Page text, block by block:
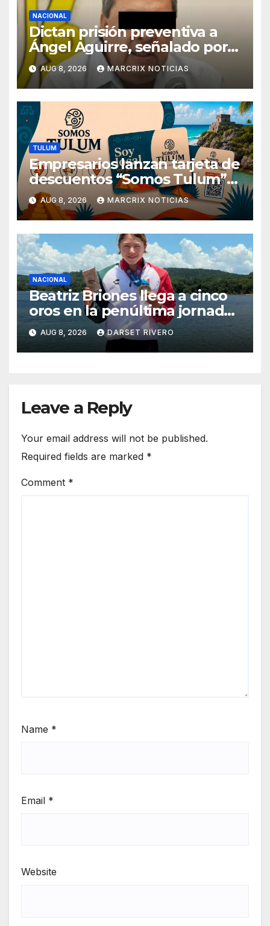
NACIONAL
Dictan prisión preventiva a
Ángel Aguirre, señalado por
el caso Ayotzinapa
AUG 8, 2026 MARCRIX NOTICIAS
TULUM
Empresarios lanzan tarjeta de
descuentos “Somos Tulum”
para reactivar la economía
AUG 8, 2026 MARCRIX NOTICIAS
NACIONAL
Beatriz Briones llega a cinco
oros en la penúltima jornada
de Santo Domingo 2026
AUG 8, 2026 DARSET RIVERO
Leave a Reply
Your email address will not be published.
Required fields are marked *
Comment *
Name *
Email *
Website